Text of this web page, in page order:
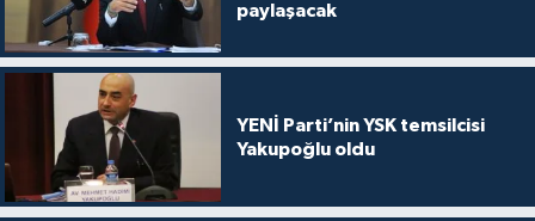
paylaşacak
YENİ Parti’nin YSK temsilcisi
Yakupoğlu oldu